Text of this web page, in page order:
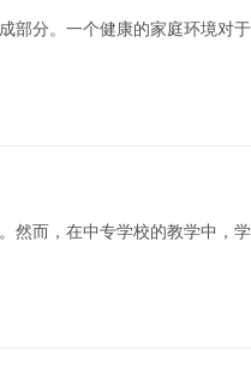
部分。一个健康的家庭环境对
然而，在中专学校的教学中，